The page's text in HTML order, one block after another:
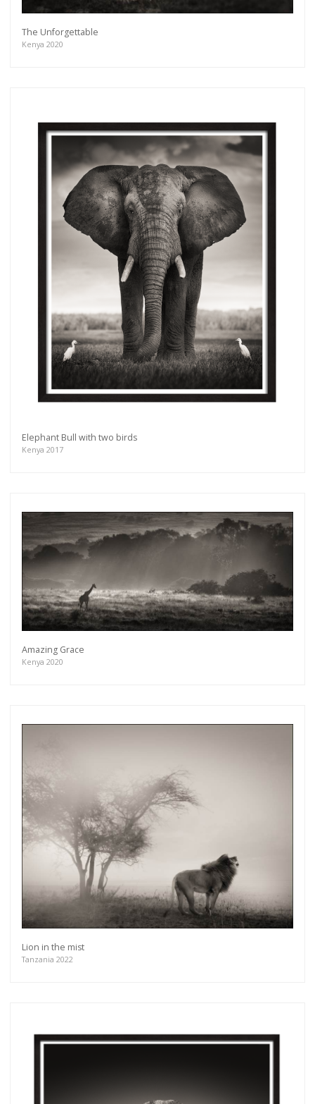
The Unforgettable
Kenya 2020
Elephant Bull with two birds
Kenya 2017
Amazing Grace
Kenya 2020
Lion in the mist
Tanzania 2022
Get connected
As a member of the »IMMAGIS MAILING LIST«
you will recieve first invitations and info of
exclusive previews, opening receptions, current
exhibitions, new artists, special editions and a lot
Subscribe